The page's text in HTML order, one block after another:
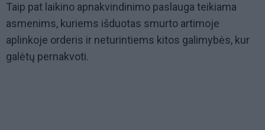
Taip pat laikino apnakvindinimo paslauga teikiama
asmenims, kuriems išduotas smurto artimoje
aplinkoje orderis ir neturintiems kitos galimybės, kur
galėtų pernakvoti.